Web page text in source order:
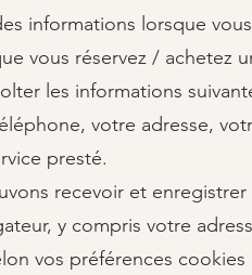
informations lorsque
vous réservez / achetez
les informations
votre adresse,
presté.
recevoir et
y compris votre
vos préférences